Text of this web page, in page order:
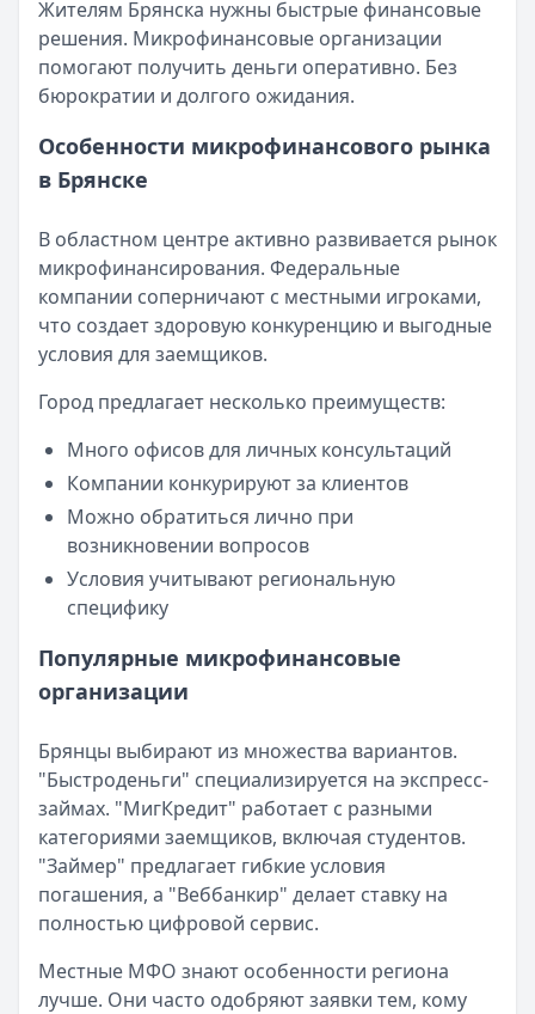
Опубликовано:5 декабря 2025 г.
Категория:МФО
Читать новость
Срочный микрозайм 15 000 ₽ на карту: свежая
Опубликовано:5 декабря 2025 г.
Категория:МФО
Рекордный рост доли клиентов МФО с iPhone: что
Кратко:В III квартале 2025 года владельцы iPhone
Опубликовано:5 декабря 2025 г.
Категория:МФО
Читать новость
Кратко:Авторизация через Госуслуги ускоряет
Опубликовано:23 ноября 2025 г.
Категория:
Смс о «одобренном займе» от Bigmani Ru: как
Кратко:Пришло СМС об одобрении займа от Bigmani
Опубликовано: 23 ноября 2025 г.
Категория:МФО
Читать новость
Все новости
Жителям Брянска нужны быстрые финансовые
решения. Микрофинансовые организации
помогают получить деньги оперативно. Без
бюрократии и долгого ожидания.
Особенности микрофинансового рынка
в Брянске
В областном центре активно развивается рынок
микрофинансирования. Федеральные
компании соперничают с местными игроками,
что создает здоровую конкуренцию и выгодные
условия для заемщиков.
Город предлагает несколько преимуществ:
Много офисов для личных консультаций
Компании конкурируют за клиентов
Можно обратиться лично при
возникновении вопросов
Условия учитывают региональную
специфику
Популярные микрофинансовые
организации
Брянцы выбирают из множества вариантов.
"Быстроденьги" специализируется на экспресс-
займах. "МигКредит" работает с разными
категориями заемщиков, включая студентов.
"Займер" предлагает гибкие условия
погашения, а "Веббанкир" делает ставку на
полностью цифровой сервис.
Местные МФО знают особенности региона
лучше. Они часто одобряют заявки тем, кому